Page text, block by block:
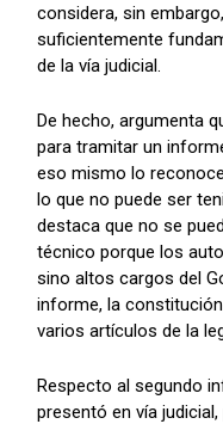
considera, sin
suficientemente
de la vía judicial.
De hecho, argumenta
para tramitar un
eso mismo lo
lo que no puede ser
destaca que no se
técnico porque los
sino altos cargos del
informe, la
varios artículos de la
Respecto al segundo
presentó en vía